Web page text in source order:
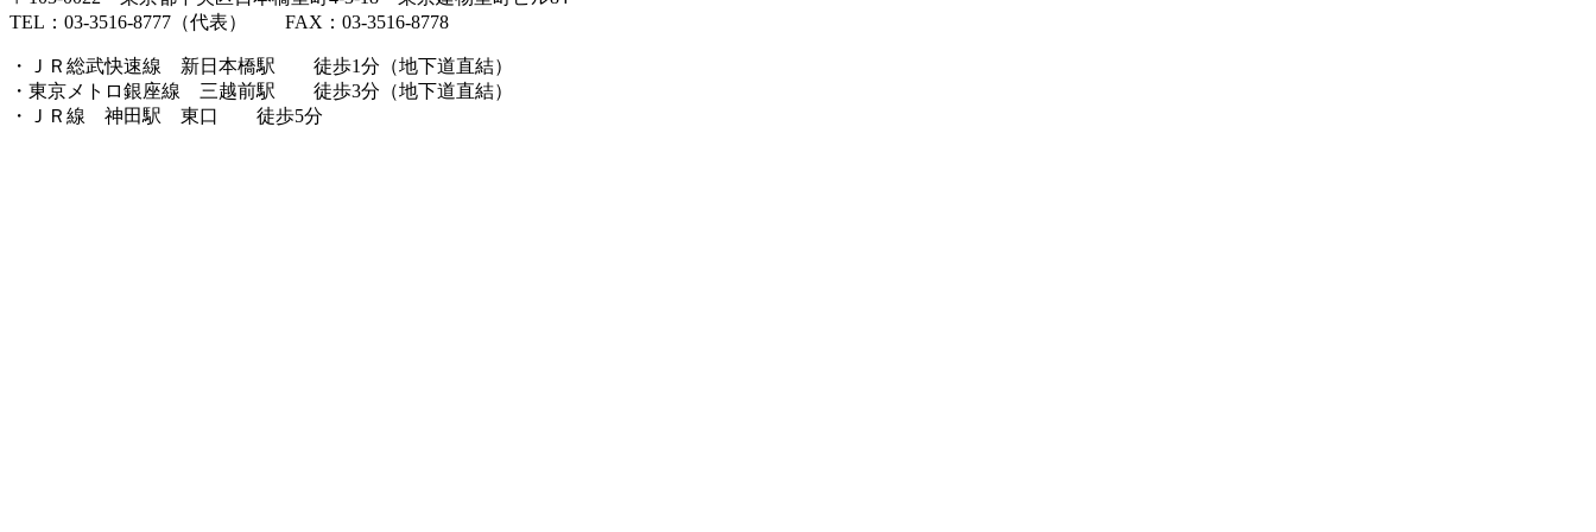
TEL：03-3516-8777（代表） FAX：03-3516-8778
・ＪＲ総武快速線 新日本橋駅 徒歩1分（地下道直結）
・東京メトロ銀座線 三越前駅 徒歩3分（地下道直結）
・ＪＲ線 神田駅 東口 徒歩5分